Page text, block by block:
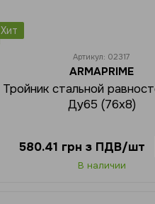
Хит
Артикул: 02317
ARMAPRIME
Тройник стальной
Ду65 (76х8)
580.41 грн з ПДВ/шт
В наличии